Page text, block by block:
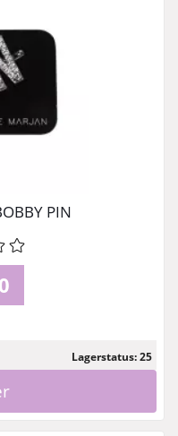
PIN
Lagerstatus: 25